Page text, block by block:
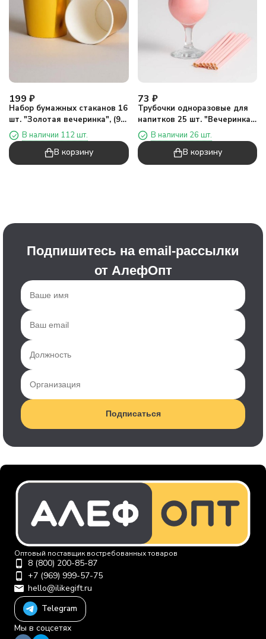
199 ₽
Набор бумажных стаканов 16
шт. "Золотая вечеринка", (9
см) В наличии 112 шт.
В корзину
73 ₽
Трубочки одноразовые для
напитков 25 шт. "Вечеринка",
розовый (197 мм)
В наличии 26 шт.
В корзину
Подпишитесь на email-рассылки
от АлефОпт
Подписаться
Оптовый поставщик востребованных товаров
8 (800) 200-85-87
+7 (969) 999-57-75
hello@ilikegift.ru
Telegram
Мы в соцсетях